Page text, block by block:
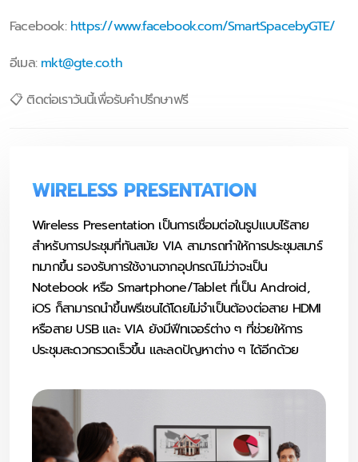
Facebook: https://www.facebook.com/SmartSpacebyGTE/
อีเมล: mkt@gte.co.th
📋 ติดต่อเราวันนี้เพื่อรับคำปรึกษาฟรี
WIRELESS PRESENTATION
Wireless Presentation เป็นการเชื่อมต่อในรูปแบบไร้สาย
สำหรับการประชุมที่ทันสมัย VIA สามารถทำให้การประชุมสมาร์
ทมากขึ้น รองรับการใช้งานจากอุปกรณ์ไม่ว่าจะเป็น
Notebook หรือ Smartphone/Tablet ที่เป็น Android,
iOS ก็สามารถนำขึ้นพรีเซนได้โดยไม่จำเป็นต้องต่อสาย HDMI
หรือสาย USB และ VIA ยังมีฟีทเจอร์ต่าง ๆ ที่ช่วยให้การ
ประชุมสะดวกรวดเร็วขึ้น และลดปัญหาต่าง ๆ ได้อีกด้วย